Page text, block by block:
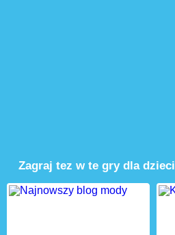
Zagraj tez w te gry dla dzieci